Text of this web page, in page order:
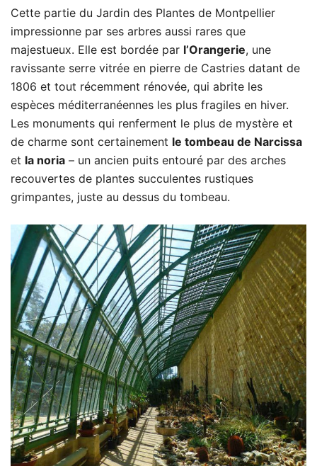
Cette partie du Jardin des Plantes de Montpellier
impressionne par ses arbres aussi rares que
majestueux. Elle est bordée par l’Orangerie, une
ravissante serre vitrée en pierre de Castries datant de
1806 et tout récemment rénovée, qui abrite les
espèces méditerranéennes les plus fragiles en hiver.
Les monuments qui renferment le plus de mystère et
de charme sont certainement le tombeau de Narcissa
et la noria – un ancien puits entouré par des arches
recouvertes de plantes succulentes rustiques
grimpantes, juste au dessus du tombeau.